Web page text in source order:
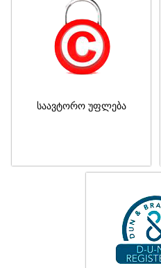
საავტორო უფლება